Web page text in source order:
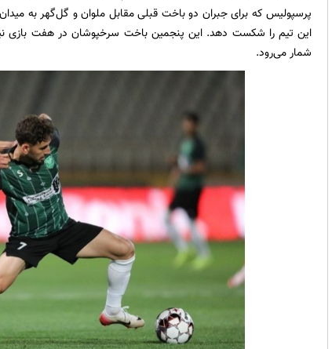
پرسپولیس که برای جبران دو باخت قبلی مقابل ملوان و گل‌گهر به
این تیم را شکست دهد. این پنجمین باخت سرخپوشان در هفت بازی
شمار می‌رود.